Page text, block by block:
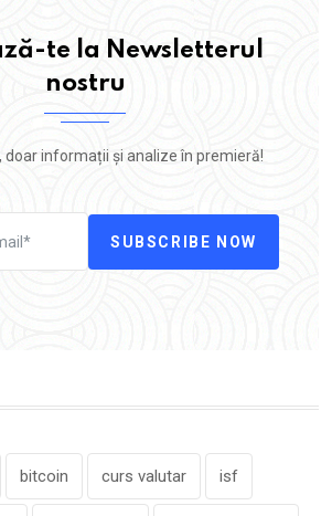
te la Newsletterul
nostru
doar informații și analize în premieră!
SUBSCRIBE NOW
bitcoin curs valutar isf